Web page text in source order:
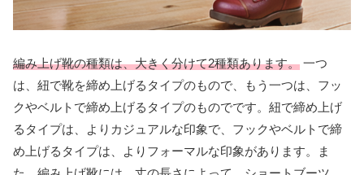
編み上げ靴の種類は、大きく分けて2種類あります。 一つ
は、紐で靴を締め上げるタイプのもので、もう一つは、フッ
クやベルトで締め上げるタイプのものでです。紐で締め上げ
るタイプは、よりカジュアルな印象で、フックやベルトで締
め上げるタイプは、よりフォーマルな印象があります。ま